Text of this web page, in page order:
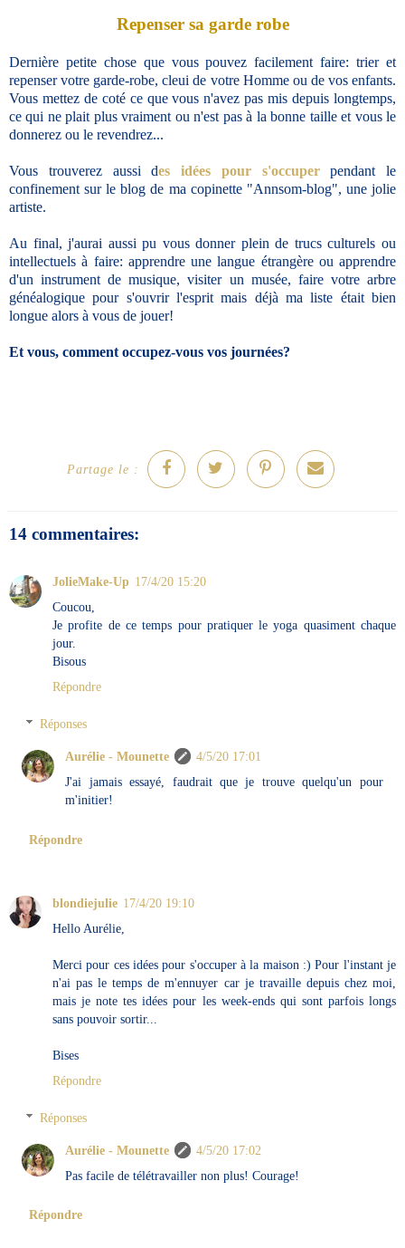
Repenser sa garde robe
Dernière petite chose que vous pouvez facilement faire: trier et
repenser votre garde-robe, cleui de votre Homme ou de vos enfants.
Vous mettez de coté ce que vous n'avez pas mis depuis longtemps,
ce qui ne plait plus vraiment ou n'est pas à la bonne taille et vous le
donnerez ou le revendrez...
Vous trouverez aussi des idées pour s'occuperpendant le
confinement sur le blog de ma copinette "Annsom-blog", une jolie
artiste.
Au final, j'aurai aussi pu vous donner plein de trucs culturels ou
intellectuels à faire: apprendre une langue étrangère ou apprendre
d'un instrument de musique, visiter un musée, faire votre arbre
généalogique pour s'ouvrir l'esprit mais déjà ma liste était bien
longue alors à vous de jouer!
Et vous, comment occupez-vous vos journées?
Partage le :
14 commentaires:
JolieMake-Up 17/4/20 15:20
Coucou,
Je profite de ce temps pour pratiquer le yoga quasiment chaque
jour.
Bisous
Répondre
Réponses
Aurélie - Mounette
4/5/20 17:01
J'ai jamais essayé, faudrait que je trouve quelqu'un pour
m'initier!
Répondre
blondiejulie 17/4/20 19:10
Hello Aurélie,
Merci pour ces idées pour s'occuper à la maison :) Pour l'instant je
n'ai pas le temps de m'ennuyer car je travaille depuis chez moi,
mais je note tes idées pour les week-ends qui sont parfois longs
sans pouvoir sortir...
Bises
Répondre
Réponses
Aurélie - Mounette
4/5/20 17:02
Pas facile de télétravailler non plus! Courage!
Répondre